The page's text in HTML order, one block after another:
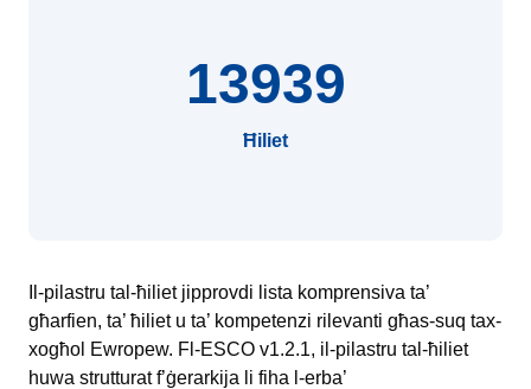
13939
Ħiliet
Il-pilastru tal-ħiliet jipprovdi lista komprensiva ta’
għarfien, ta’ ħiliet u ta’ kompetenzi rilevanti għas-suq tax-
xogħol Ewropew. Fl-ESCO v1.2.1, il-pilastru tal-ħiliet
huwa strutturat f’ġerarkija li fiha l-erba’